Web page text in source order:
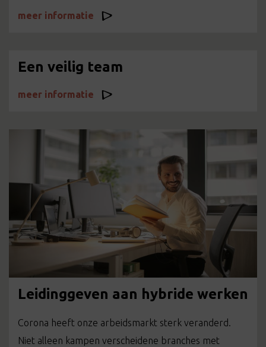
meer informatie
Een veilig team
meer informatie
Leidinggeven aan hybride werken
Corona heeft onze arbeidsmarkt sterk veranderd.
Niet alleen kampen verscheidene branches met